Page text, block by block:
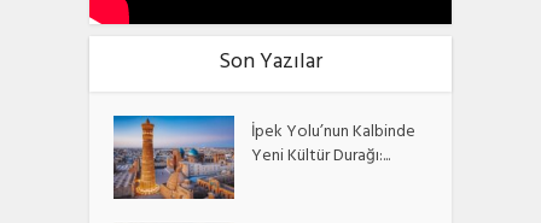
Son Yazılar
İpek Yolu’nun Kalbinde
Yeni Kültür Durağı:...